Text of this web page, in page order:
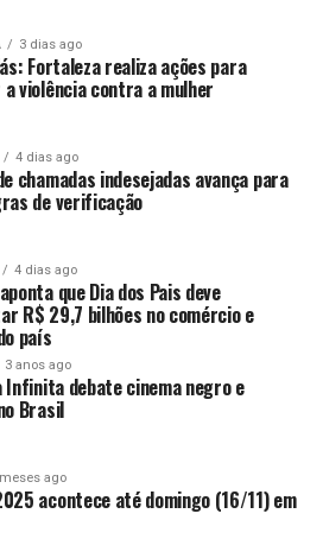
3 dias ago
Fortaleza realiza ações para
violência contra a mulher
4 dias ago
chamadas indesejadas avança para
de verificação
4 dias ago
que Dia dos Pais deve
R$ 29,7 bilhões no comércio e
país
3 anos ago
Infinita debate cinema negro e
Brasil
ago
acontece até domingo (16/11) em